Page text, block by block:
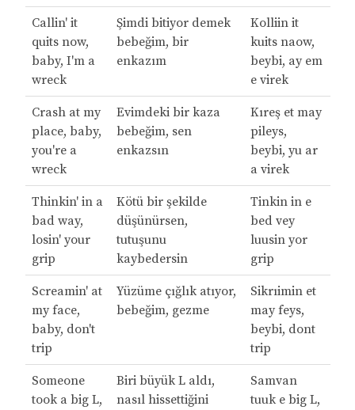
Callin' it
quits now,
baby, I'm a
wreck
Şimdi bitiyor demek
bebeğim, bir
enkazım
Kolliin it
kuits naow,
beybi, ay em
e virek
Crash at my
place, baby,
you're a
wreck
Evimdeki bir kaza
bebeğim, sen
enkazsın
Kıreş et may
pileys,
beybi, yu ar
a virek
Thinkin' in a
bad way,
losin' your
grip
Kötü bir şekilde
düşünürsen,
tutuşunu
kaybedersin
Tinkin in e
bed vey
luusin yor
grip
Screamin' at
my face,
baby, don't
trip
Yüzüme çığlık atıyor,
bebeğim, gezme
Sikrıimin et
may feys,
beybi, dont
trip
Someone
took a big L,
Biri büyük L aldı,
nasıl hissettiğini
Samvan
tuuk e big L,